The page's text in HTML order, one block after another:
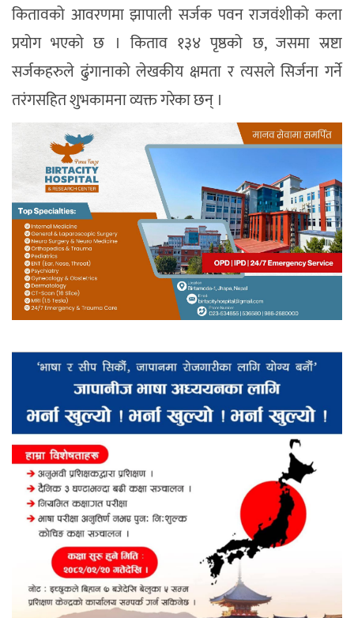
कितावको आवरणमा झापाली सर्जक पवन राजवंशीको कला
प्रयोग भएको छ । किताव १३४ पृष्ठको छ, जसमा स्रष्टा
सर्जकहरुले ढुंगानाको लेखकीय क्षमता र त्यसले सिर्जना गर्ने
तरंगसहित शुभकामना व्यक्त गरेका छन् ।